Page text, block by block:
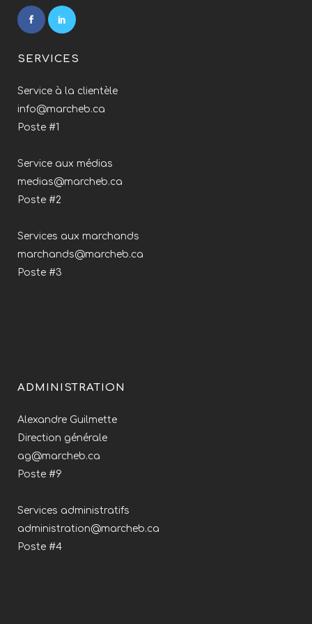
SERVICES
Service à la clientèle
info@marcheb.ca
Poste #1
Service aux médias
medias@marcheb.ca
Poste #2
Services aux marchands
marchands@marcheb.ca
Poste #3
ADMINISTRATION
Alexandre Guilmette
Direction générale
ag@marcheb.ca
Poste #9
Services administratifs
administration@marcheb.ca
Poste #4